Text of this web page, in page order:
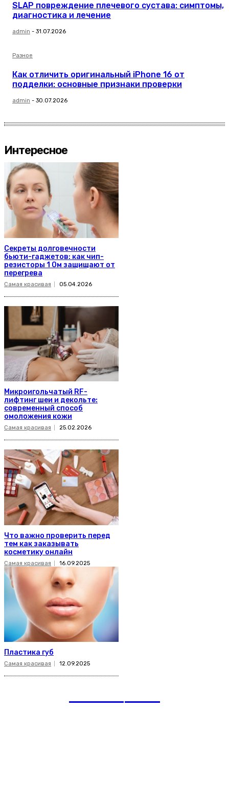
SLAP повреждение плечевого сустава: симптомы,
диагностика и лечение
admin - 31.07.2026
Разное
Как отличить оригинальный iPhone 16 от
подделки: основные признаки проверки
admin - 30.07.2026
Интересное
Секреты долговечности
бьюти-гаджетов: как чип-
резисторы 1 Ом защищают от
перегрева
Самая красивая 05.04.2026
Микроигольчатый RF-
лифтинг шеи и декольте:
современный способ
омоложения кожи
Самая красивая 25.02.2026
Что важно проверить перед
тем как заказывать
косметику онлайн
Самая красивая 16.09.2025
Пластика губ
Самая красивая 12.09.2025